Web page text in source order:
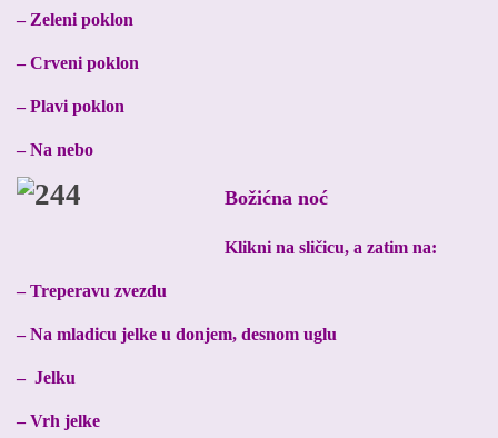
– Zeleni poklon
– Crveni poklon
– Plavi poklon
– Na nebo
Božićna noć
Klikni na sličicu, a zatim na:
– Treperavu zvezdu
– Na mladicu jelke u donjem, desnom uglu
– Jelku
– Vrh jelke